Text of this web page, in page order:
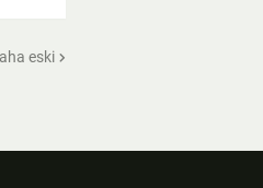
eski